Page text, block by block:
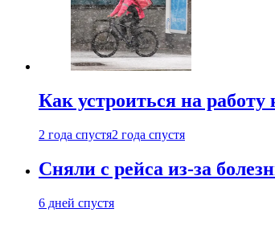
Как устроиться на работу
2 года спустя2 года спустя
Сняли с рейса из-за
6 дней спустя